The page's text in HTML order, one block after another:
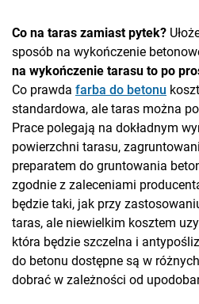
Co na taras zamiast pytek?
sposób na wykończenie
na wykończenie tarasu to po
Co prawda farba do betonu
standardowa, ale taras można
Prace polegają na dokładnym
powierzchni tarasu,
preparatem do gruntowania
zgodnie z zaleceniami
będzie taki, jak przy
taras, ale niewielkim kosztem
która będzie szczelna i
do betonu dostępne są w
dobrać w zależności od